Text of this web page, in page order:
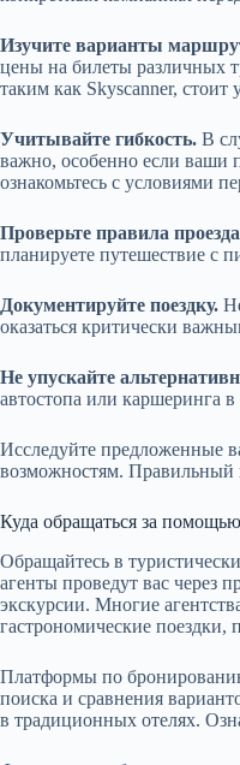
Изучите варианты
цены на билеты различных
таким как Skyscanner, стоит
Учитывайте гибкость. В
важно, особенно если ваши
ознакомьтесь с условиями
Проверьте правила
планируете путешествие с
Документируйте поездку.
оказаться критически
Не упускайте
автостопа или каршеринга
Исследуйте предложенные
возможностям. Правильный
Куда обращаться за
Обращайтесь в
агенты проведут вас через
экскурсии. Многие
гастрономические поездки,
Платформы по
поиска и сравнения
в традиционных отелях.